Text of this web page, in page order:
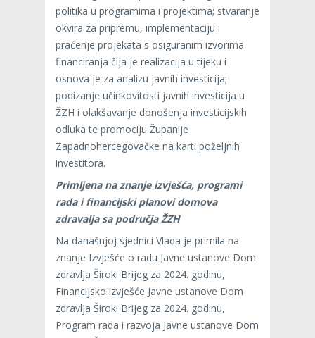
politika u programima i projektima; stvaranje
okvira za pripremu, implementaciju i
praćenje projekata s osiguranim izvorima
financiranja čija je realizacija u tijeku i
osnova je za analizu javnih investicija;
podizanje učinkovitosti javnih investicija u
ŽZH i olakšavanje donošenja investicijskih
odluka te promociju Županije
Zapadnohercegovačke na karti poželjnih
investitora.
Primljena na znanje izvješća, programi
rada i financijski planovi domova
zdravalja sa područja ŽZH
Na današnjoj sjednici Vlada je primila na
znanje Izvješće o radu Javne ustanove Dom
zdravlja Široki Brijeg za 2024. godinu,
Financijsko izvješće Javne ustanove Dom
zdravlja Široki Brijeg za 2024. godinu,
Program rada i razvoja Javne ustanove Dom